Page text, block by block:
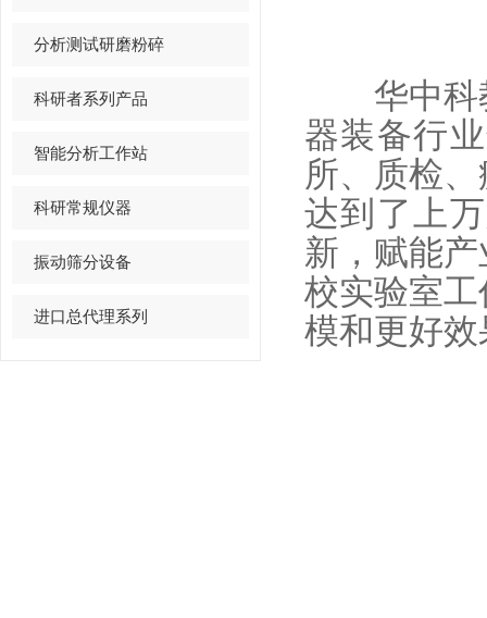
分析测试研磨粉碎
科研者系列产品
智能分析工作站
科研常规仪器
振动筛分设备
进口总代理系列
华中科教
器装备行
所、质检
达到了上
新，赋能
校实验室
模和更好